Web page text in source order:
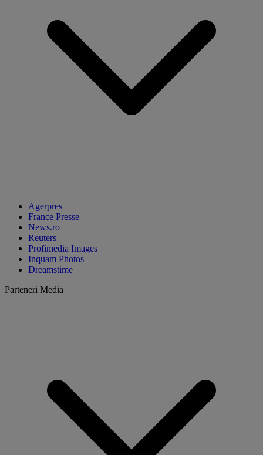
Agerpres
France Presse
News.ro
Reuters
Profimedia Images
Inquam Photos
Dreamstime
Parteneri Media